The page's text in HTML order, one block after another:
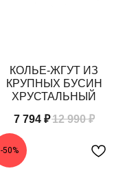
КОЛЬЕ-ЖГУТ ИЗ
КРУПНЫХ БУСИН
ХРУСТАЛЬНЫЙ
7 794 ₽12 990 ₽
-50%